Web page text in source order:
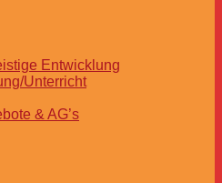
Entwicklung
Unterricht
& AG’s